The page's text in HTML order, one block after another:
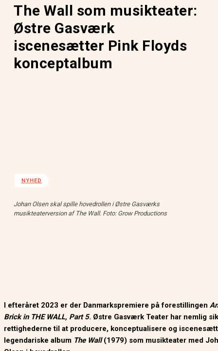
The Wall som musikteater:
Østre Gasværk
iscenesætter Pink Floyds
konceptalbum
NYHED
Johan Olsen skal spille hovedrollen i Østre Gasværks
musikteaterversion af The Wall. Foto: Grow Productions
I efteråret 2023 er der Danmarkspremiere på forestillingen
Brick in THE WALL, Part 5. Østre Gasværk Teater har nemlig
rettighederne til at producere, konceptualisere og
legendariske album The Wall(1979) som musikteater med